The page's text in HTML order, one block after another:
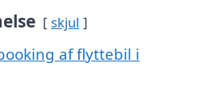
skjul
af flyttebil i